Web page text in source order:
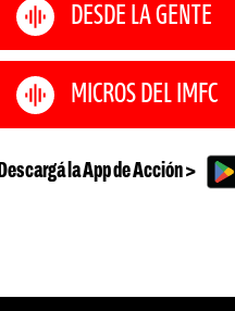
DESDE LA GENTE
MICROS DEL IMFC
Descargá la App de Acción >